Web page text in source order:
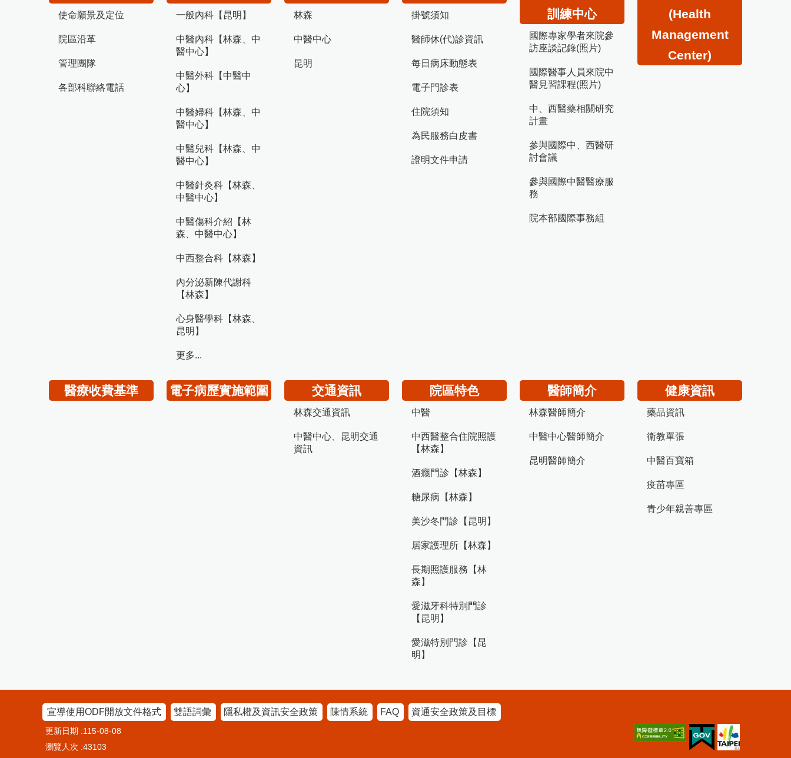
使命願景及定位
院區沿革
管理團隊
各部科聯絡電話
一般內科【昆明】
中醫內科【林森、中
醫中心】
中醫外科【中醫中
心】
中醫婦科【林森、中
醫中心】
中醫兒科【林森、中
醫中心】
中醫針灸科【林森、
中醫中心】
中醫傷科介紹【林
森、中醫中心】
中西整合科【林森】
內分泌新陳代謝科
【林森】
心身醫學科【林森、
昆明】
更多...
林森
中醫中心
昆明
掛號須知
醫師休(代)診資訊
每日病床動態表
電子門診表
住院須知
為民服務白皮書
證明文件申請
訓練中心
國際專家學者來院參
訪座談記錄(照片)
國際醫事人員來院中
醫見習課程(照片)
中、西醫藥相關研究
計畫
參與國際中、西醫研
討會議
參與國際中醫醫療服
務
院本部國際事務組
(Health
Management
Center)
醫療收費基準 電子病歷實施範圍 交通資訊
林森交通資訊
中醫中心、昆明交通
資訊
院區特色
中醫
中西醫整合住院照護
【林森】
酒癮門診【林森】
糖尿病【林森】
美沙冬門診【昆明】
居家護理所【林森】
長期照護服務【林
森】
愛滋牙科特別門診
【昆明】
愛滋特別門診【昆
明】
醫師簡介
林森醫師簡介
中醫中心醫師簡介
昆明醫師簡介
健康資訊
藥品資訊
衛教單張
中醫百寶箱
疫苗專區
青少年親善專區
宣導使用ODF開放文件格式 雙語詞彙 隱私權及資訊安全政策 陳情系統 FAQ 資通安全政策及目標
更新日期
115-08-08
瀏覽人次 43103